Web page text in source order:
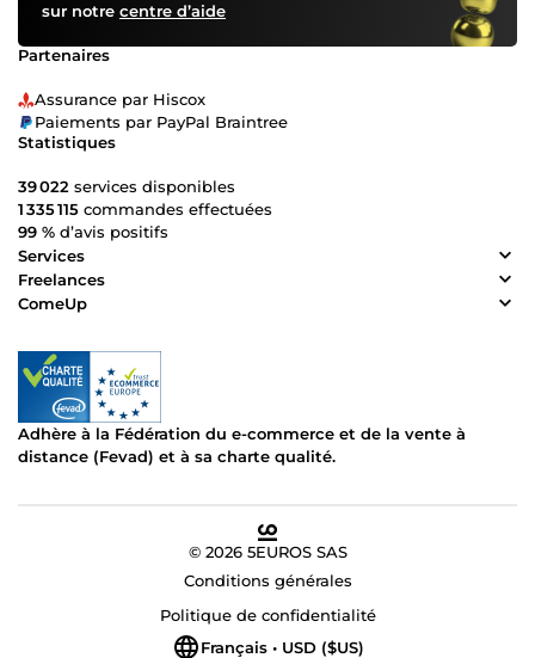
sur notre centre d’aide
Partenaires
Assurance par Hiscox
Paiements par PayPal Braintree
Statistiques
39 022 services disponibles
1 335 115 commandes effectuées
99 % d’avis positifs
Services
Freelances
ComeUp
Adhère à la Fédération du e-commerce et de la vente à
distance (Fevad) et à sa charte qualité.
© 2026 5EUROS SAS
Conditions générales
Politique de confidentialité
Français • USD ($US)